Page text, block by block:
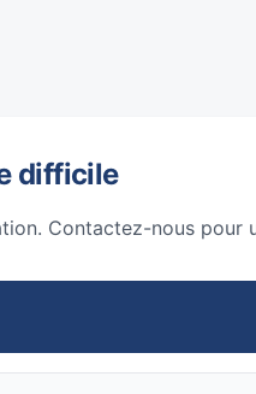
difficile
Contactez-nous pour